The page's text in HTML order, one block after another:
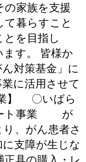
の家族を支援
て暮らすこと
を目指し
す。 皆様か
対策基金」に
に活用させて
】 〇いばら
ート事業 が
、がん患者さ
支障が生じな